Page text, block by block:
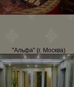
"Альфа" (г. Москва)